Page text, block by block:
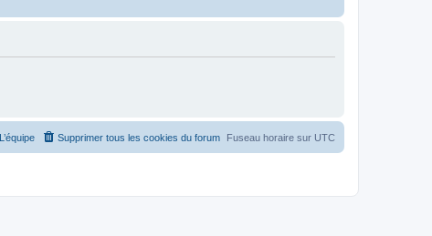
Fuseau horaire sur UTC
Supprimer tous les cookies du forum
L’équipe